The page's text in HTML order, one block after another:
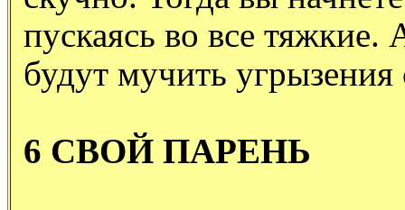
пускаясь во все тяжкие.
будут мучить угрызения
6 СВОЙ ПАРЕНЬ